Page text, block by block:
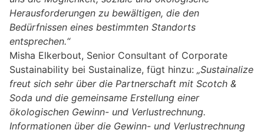
Herausforderungen zu bewältigen, die den
Bedürfnissen eines bestimmten Standorts
entsprechen.“
Misha Elkerbout, Senior Consultant of Corporate
Sustainability bei Sustainalize, fügt hinzu: „Sustainalize
freut sich sehr über die Partnerschaft mit Scotch &
Soda und die gemeinsame Erstellung einer
ökologischen Gewinn- und Verlustrechnung.
Informationen über die Gewinn- und Verlustrechnung